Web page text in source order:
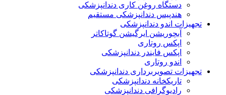
دستگاه روغن کاری دندانپزشکی
هندپیس دندانپزشکی مستقیم
تجهیزات اندو دندانپزشکی
آبچوریشن ایرگیشن گوتاکاتر
اپکس روتاری
اپکس فایندر دندانپزشکی
اندو روتاری
تجهیزات تصویربرداری دندانپزشکی
تاریکخانه دندانپزشکی
رادیوگرافی دندانپزشکی